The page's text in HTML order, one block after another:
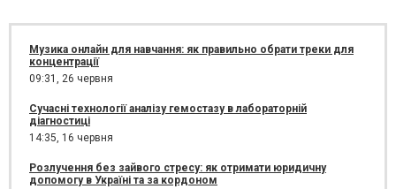
Музика онлайн для навчання: як правильно обрати треки для
концентрації
09:31, 26 червня
Сучасні технології аналізу гемостазу в лабораторній
діагностиці
14:35, 16 червня
Розлучення без зайвого стресу: як отримати юридичну
допомогу в Україні та за кордоном